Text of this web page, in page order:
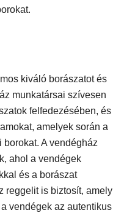
kiváló borászatot és
munkatársai szívesen
felfedezésében, és
amelyek során a
borokat. A vendégház
ahol a vendégek
és a borászat
reggelit is biztosít, amely
vendégek az autentikus